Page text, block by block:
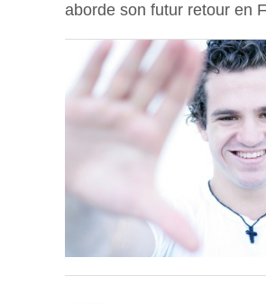
aborde son futur retour en